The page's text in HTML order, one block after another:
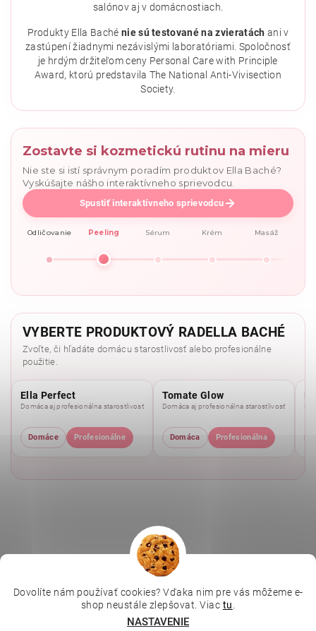
Vložením hodnotenie súhlasíte spodmienkami ochrany
salónov aj v domácnostiach.
Produkty Ella Baché nie sú testované na zvieratách ani v
zastúpení žiadnymi nezávislými laboratóriami. Spoločnosť
je hrdým držiteľom ceny Personal Care with Principle
Award, ktorú predstavila The National Anti-Vivisection
Society.
Zostavte si kozmetickú rutinu na mieru
Nie ste si istí správnym poradím produktov Ella Baché?
Vyskúšajte nášho interaktívneho sprievodcu.
Spustiť interaktívneho sprievodcu
Odličovanie Peeling Sérum Krém Masáž
VYBERTE PRODUKTOVÝ RADELLA BACHÉ
Zvoľte, či hľadáte domácu starostlivosť alebo profesionálne
použitie.
Ella Perfect
Domáca aj profesionálna starostlivosť
Domáce Profesionálne
Tomate Glow
Domáca aj profesionálna starostlivosť
Domáca Profesionálna
Depilujeme.cz | Kosmetická škola | Online kosmetické kurzy |
MikroArt | Ella Baché
Dovolíte nám používať cookies? Vďaka nim pre vás môžeme e-
shop neustále zlepšovat. Viac tu
NASTAVENIE